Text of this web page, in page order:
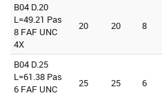
B04 D.20
L=49.21 Pas
8 FAF UNC
4X
20 20 8
B04 D.25
L=61.38 Pas
6 FAF UNC
25 25 6